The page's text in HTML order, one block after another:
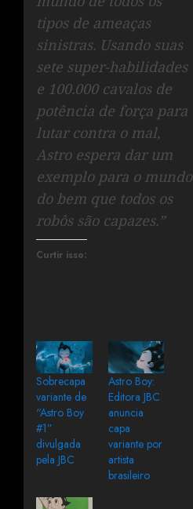
tipos de ameaças
sinistras. Usando suas
sete super-habilidades
e 100.000 cavalos de
potência de força para
lutar contra o mal,
Astro espera dar um
exemplo para o mundo
do bem que todos os
robôs são capazes.”
Curtir isso:
Sobrecapa
variante de
“Astro Boy
#1”
divulgada
pela JBC
Astro Boy:
Editora JBC
anuncia
capa
variante por
artista
brasileiro